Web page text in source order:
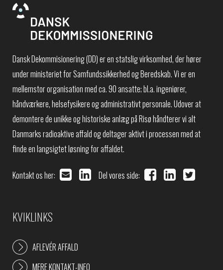
Dansk Dekommisionering (DD) er en statslig virksomhed, der hører
under ministeriet for Samfundssikkerhed og Beredskab. Vi er en
mellemstor organisation med ca. 90 ansatte; bl.a. ingeniører,
håndværkere, helsefysikere og administrativt personale. Udover at
demontere de unikke og historiske anlæg på Risø håndterer vi alt
Danmarks radioaktive affald og deltager aktivt i processen med at
finde en langsigtet løsning for affaldet.
Kontakt os her: Del vores side:
KVIKLINKS
AFLEVÉR AFFALD
MERE KONTAKT-INFO